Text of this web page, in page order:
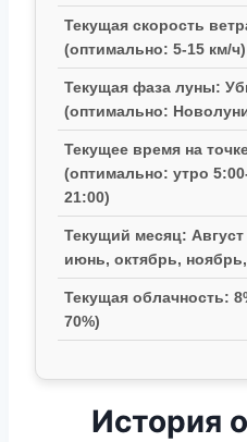
Текущая скорость
(оптимально: 5-15 км/ч)
Текущая фаза луны:
(оптимально:
Текущее время на
(оптимально: утро
21:00)
Текущий месяц:
июнь, октябрь,
Текущая облачность:
70%)
История